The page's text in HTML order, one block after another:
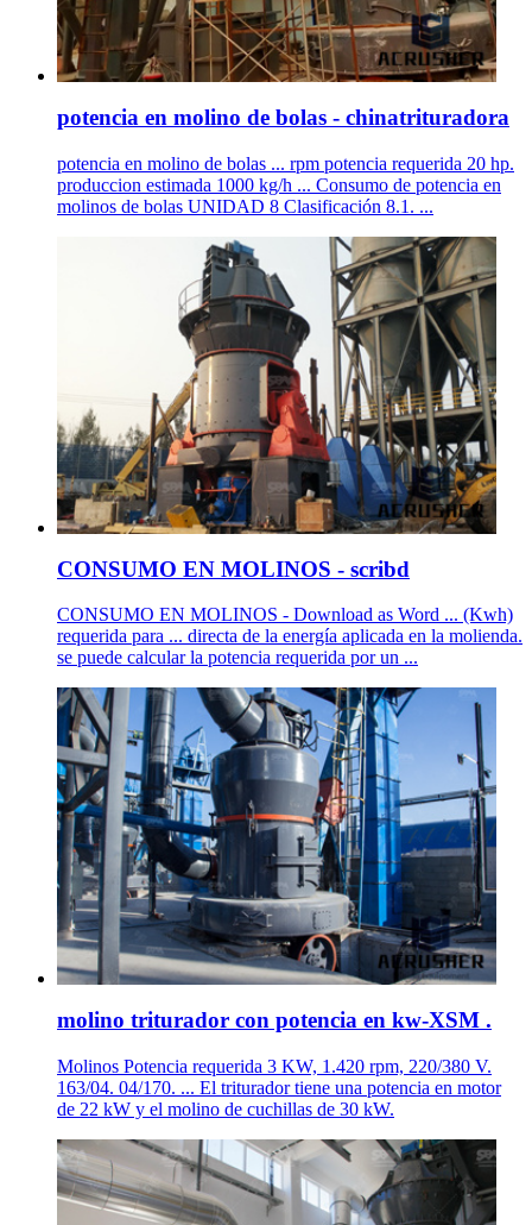
potencia en molino de bolas - chinatrituradora
potencia en molino de bolas ... rpm potencia requerida 20 hp.
produccion estimada 1000 kg/h ... Consumo de potencia en
molinos de bolas UNIDAD 8 Clasificación 8.1. ...
CONSUMO EN MOLINOS - scribd
CONSUMO EN MOLINOS - Download as Word ... (Kwh)
requerida para ... directa de la energía aplicada en la molienda.
se puede calcular la potencia requerida por un ...
molino triturador con potencia en kw-XSM .
Molinos Potencia requerida 3 KW, 1.420 rpm, 220/380 V.
163/04. 04/170. ... El triturador tiene una potencia en motor
de 22 kW y el molino de cuchillas de 30 kW.